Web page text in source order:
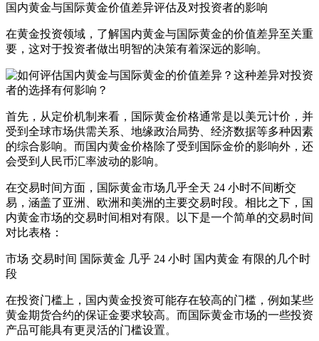
国内黄金与国际黄金价值差异评估及对投资者的影响
在黄金投资领域，了解国内黄金与国际黄金的价值差异至关重
要，这对于投资者做出明智的决策有着深远的影响。
首先，从定价机制来看，国际黄金价格通常是以美元计价，并
受到全球市场供需关系、地缘政治局势、经济数据等多种因素
的综合影响。而国内黄金价格除了受到国际金价的影响外，还
会受到人民币汇率波动的影响。
在交易时间方面，国际黄金市场几乎全天 24 小时不间断交
易，涵盖了亚洲、欧洲和美洲的主要交易时段。相比之下，国
内黄金市场的交易时间相对有限。以下是一个简单的交易时间
对比表格：
市场 交易时间 国际黄金 几乎 24 小时 国内黄金 有限的几个时
段
在投资门槛上，国内黄金投资可能存在较高的门槛，例如某些
黄金期货合约的保证金要求较高。而国际黄金市场的一些投资
产品可能具有更灵活的门槛设置。